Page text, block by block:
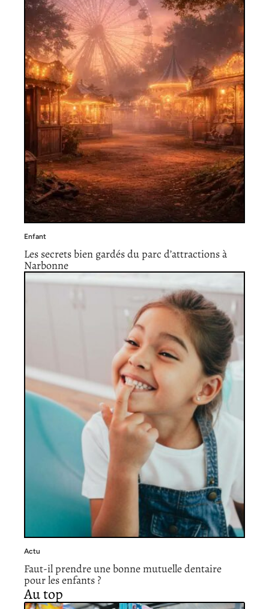
Enfant
Les secrets bien gardés du parc d’attractions à
Narbonne
Actu
Faut-il prendre une bonne mutuelle dentaire
pour les enfants ?
Au top